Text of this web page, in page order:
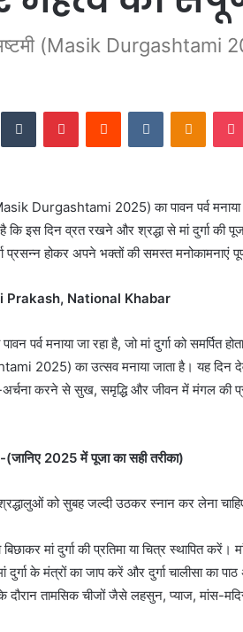
(Masik Durgashtami
Tumblr PinterestReddit VKontakte
Durgashtami 2025) का पावन पर्व मनाया
है कि इस दिन व्रत रखने और श्रद्धा से मां दुर्गा
प्रसन्न होकर अपने भक्तों की समस्त मनोकामनाएं
Prakash, National Khabar
पर्व मनाया जा रहा है, जो मां दुर्गा को समर्पित
2025) का उत्सव मनाया जाता है। यह दिन
अर्चना करने से सुख, समृद्धि और जीवन में मंगल
-(जानिए 2025 में पूजा का सही तरीका)
श्रद्धालुओं को सुबह जल्दी उठकर स्नान कर लेना
मां दुर्गा की प्रतिमा या चित्र स्थापित
दुर्गा के मंत्रों का जाप करें और दुर्गा चालीसा का
तामसिक चीजों जैसे लहसुन, प्याज, मांस-